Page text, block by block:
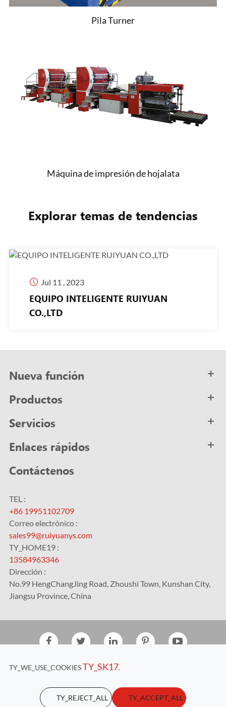
Pila Turner
Máquina de impresión de hojalata
Explorar temas de tendencias
 Jul 11 , 2023
EQUIPO INTELIGENTE RUIYUAN
CO.,LTD
Nueva función
Productos
Servicios
Enlaces rápidos
Contáctenos
TEL :
+86 19951102709
Correo electrónico :
sales99@ruiyuanys.com
TY_HOME19 :
13584963346
Dirección :
No.99 HengChangJing Road, Zhoushi Town, Kunshan City,
Jiangsu Province, China
Derechos DE AUTOR©Kunshan RUIYUAN Intelligent
Equipment Co., Ltd.Todos los derechos reservados.
TY_WE_USE_COOKIESTY_SK17.
TY_REJECT_ALL TY_ACCEPT_ALL